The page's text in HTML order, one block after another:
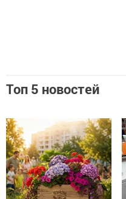
Топ 5 новостей